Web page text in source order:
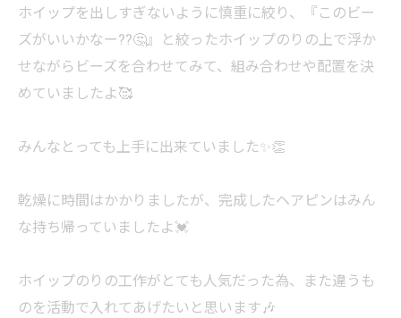
ホイップを出しすぎないように慎重に絞り、『このビー
ズがいいかなー??🤔』と絞ったホイップのりの上で浮か
せながらビーズを合わせてみて、組み合わせや配置を決
めていましたよ🥰
みんなとっても上手に出来ていました✨️👏
乾燥に時間はかかりましたが、完成したヘアピンはみん
な持ち帰っていましたよ💓
ホイップのりの工作がとても人気だった為、また違うも
のを活動で入れてあげたいと思います🎶